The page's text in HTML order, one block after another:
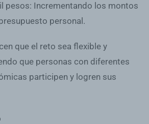
pesos: Incrementando los montos
personal.
que el reto sea flexible y
que personas con diferentes
participen y logren sus